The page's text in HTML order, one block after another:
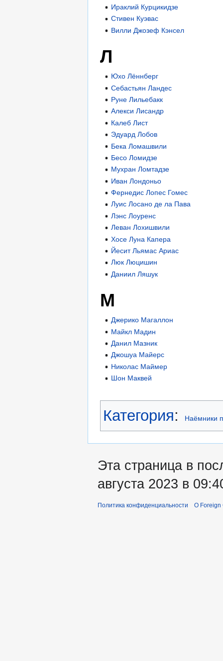
Ираклий Курцикидзе
Стивен Куэвас
Вилли Джозеф Кэнсел
Л
Юхо Лённберг
Себастьян Ландес
Руне Лильебакк
Алекси Лисандр
Калеб Лист
Эдуард Лобов
Бека Ломашвили
Бесо Ломидзе
Мухран Ломтадзе
Иван Лондоньо
Фернедис Лопес Гомес
Луис Лосано де ла Пава
Лэнс Лоуренс
Леван Лохишвили
Хосе Луна Капера
Йесит Льямас Ариас
Люк Люцишин
Даниил Ляшук
М
Джерико Магаллон
Майкл Мадин
Данил Мазник
Джошуа Майерс
Николас Маймер
Шон Маквей
Категория: Наёмники
Эта страница в
августа 2023 в
Политика конфиденциальности О Foreign